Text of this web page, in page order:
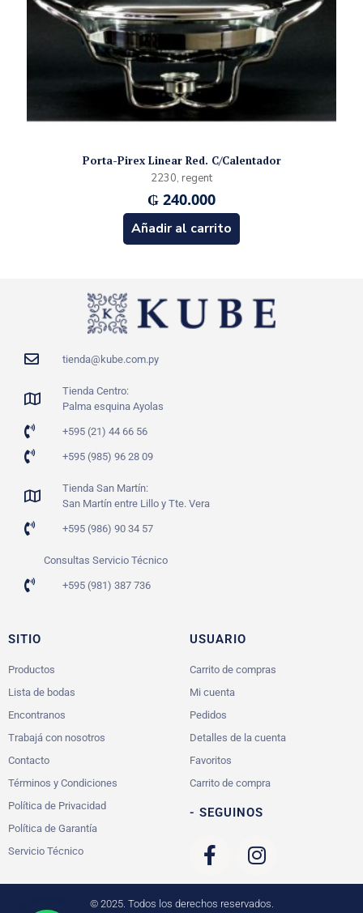
Porta-Pirex Linear Red. C/Calentador
2230, regent
₲ 240.000
Añadir al carrito
tienda@kube.com.py
Tienda Centro:
Palma esquina Ayolas
+595 (21) 44 66 56
+595 (985) 96 28 09
Tienda San Martín:
San Martín entre Lillo y Tte. Vera
+595 (986) 90 34 57
Consultas Servicio Técnico
+595 (981) 387 736
SITIO
Productos
Lista de bodas
Encontranos
Trabajá con nosotros
Contacto
Términos y Condiciones
Política de Privacidad
Política de Garantía
Servicio Técnico
USUARIO
Carrito de compras
Mi cuenta
Pedidos
Detalles de la cuenta
Favoritos
Carrito de compra
- SEGUINOS
© 2025. Todos los derechos reservados.